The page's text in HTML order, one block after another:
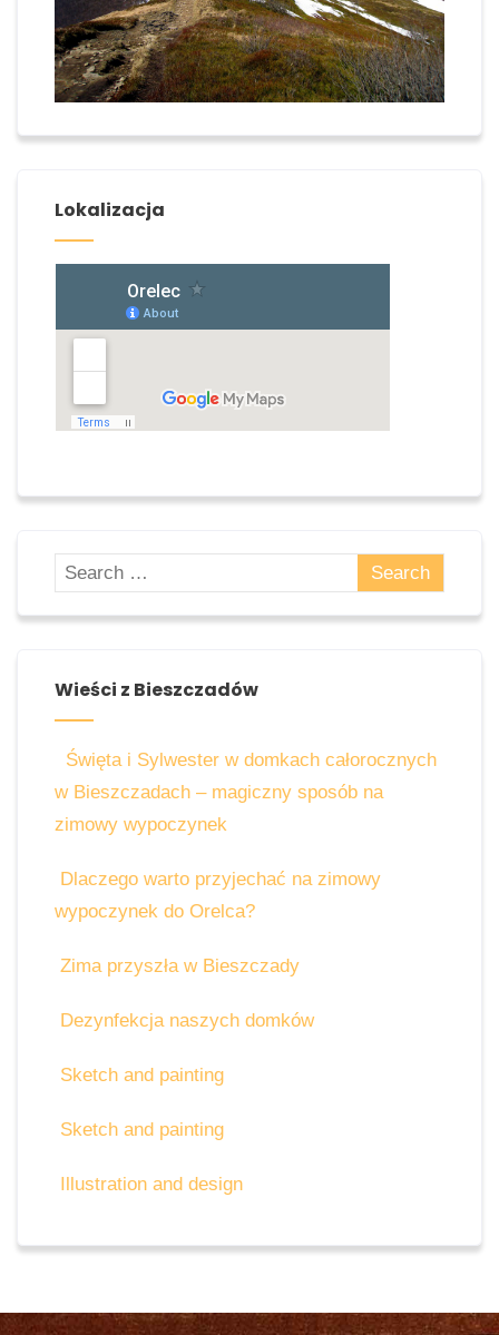
Lokalizacja
Wieści z Bieszczadów
Święta i Sylwester w domkach całorocznych
w Bieszczadach – magiczny sposób na
zimowy wypoczynek
Dlaczego warto przyjechać na zimowy
wypoczynek do Orelca?
Zima przyszła w Bieszczady
Dezynfekcja naszych domków
Sketch and painting
Sketch and painting
Illustration and design